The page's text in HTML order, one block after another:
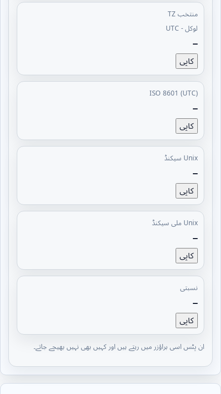
منتخب TZ
لوکل - UTC
—
کاپی
ISO 8601 (UTC)
—
کاپی
Unix سیکنڈ
—
کاپی
Unix ملی سیکنڈ
—
کاپی
نسبتی
—
کاپی
ان پٹس اسی براؤزر میں رہتے ہیں اور کہیں بھی نہیں بھیجے جاتے۔